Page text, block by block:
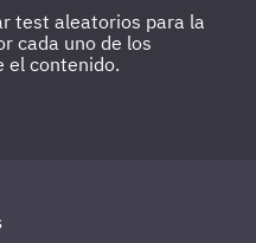
test aleatorios para la
cada uno de los
el contenido.